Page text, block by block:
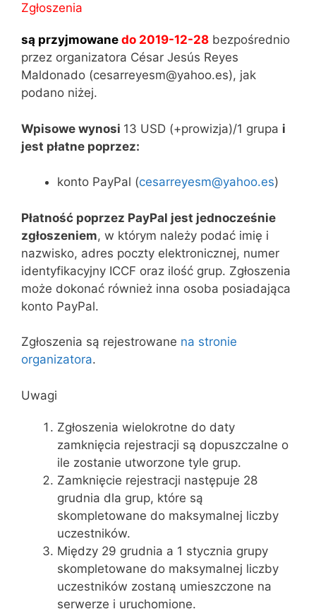
Zgłoszenia
są przyjmowane do 2019-12-28 bezpośrednio
przez organizatora César Jesús Reyes
Maldonado (cesarreyesm@yahoo.es), jak
podano niżej.
Wpisowe wynosi 13 USD (+prowizja)/1 grupa i
jest płatne poprzez:
konto PayPal (cesarreyesm@yahoo.es)
Płatność poprzez PayPal jest jednocześnie
zgłoszeniem, w którym należy podać imię i
nazwisko, adres poczty elektronicznej, numer
identyfikacyjny ICCF oraz ilość grup. Zgłoszenia
może dokonać również inna osoba posiadająca
konto PayPal.
Zgłoszenia są rejestrowane na stronie
organizatora.
Uwagi
Zgłoszenia wielokrotne do daty
zamknięcia rejestracji są dopuszczalne o
ile zostanie utworzone tyle grup.
Zamknięcie rejestracji następuje 28
grudnia dla grup, które są
skompletowane do maksymalnej liczby
uczestników.
Między 29 grudnia a 1 stycznia grupy
skompletowane do maksymalnej liczby
uczestników zostaną umieszczone na
serwerze i uruchomione.